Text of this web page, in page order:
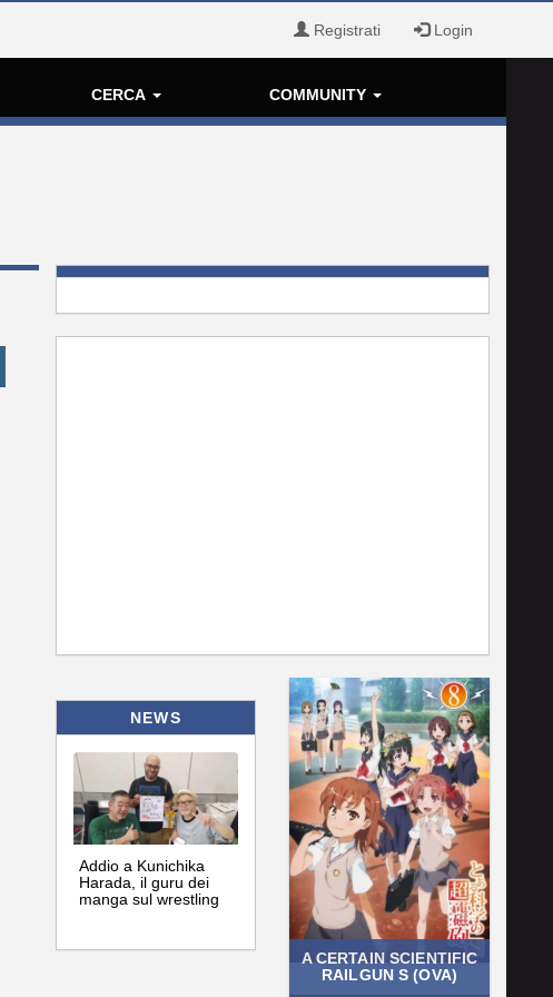
Registrati Login
CERCA COMMUNITY
NEWS
Addio a Kunichika
Harada, il guru dei
manga sul wrestling
A CERTAIN SCIENTIFIC
RAILGUN S (OVA)